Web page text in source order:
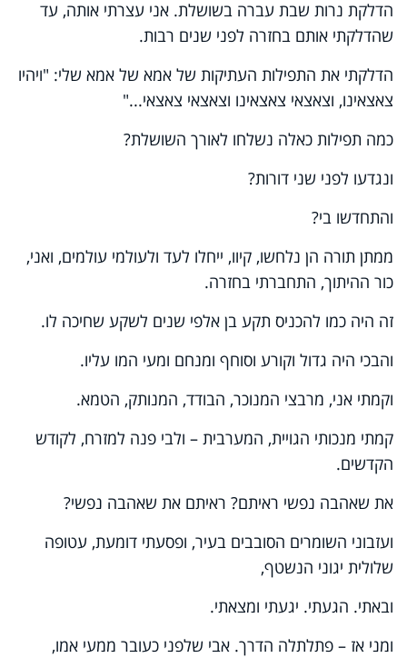
הדלקת נרות שבת עברה בשושלת. אני עצרתי אותה, עד
שהדלקתי אותם בחזרה לפני שנים רבות.
הדלקתי את התפילות העתיקות של אמא של אמא שלי: "ויהיו
צאצאינו, וצאצאי צאצאינו וצאצאי צאצאי..."
כמה תפילות כאלה נשלחו לאורך השושלת?
ונגדעו לפני שני דורות?
והתחדשו בי?
ממתן תורה הן נלחשו, קיוו, ייחלו לעד ולעולמי עולמים, ואני,
כור ההיתוך, התחברתי בחזרה.
זה היה כמו להכניס תקע בן אלפי שנים לשקע שחיכה לו.
והבכי היה גדול וקורע וסוחף ומנחם ומעי המו עליו.
וקמתי אני, מרבצי המנוכר, הבודד, המנותק, הטמא.
קמתי מנכותי הגויית, המערבית – ולבי פנה למזרח, לקודש
הקדשים.
את שאהבה נפשי ראיתם? ראיתם את שאהבה נפשי?
ועזבוני השומרים הסובבים בעיר, ופסעתי דומעת, עטופה
שלולית יגוני הנשטף,
ובאתי. הגעתי. יגעתי ומצאתי.
ומני אז – פתלתלה הדרך. אבי שלפני כעובר ממעי אמו,